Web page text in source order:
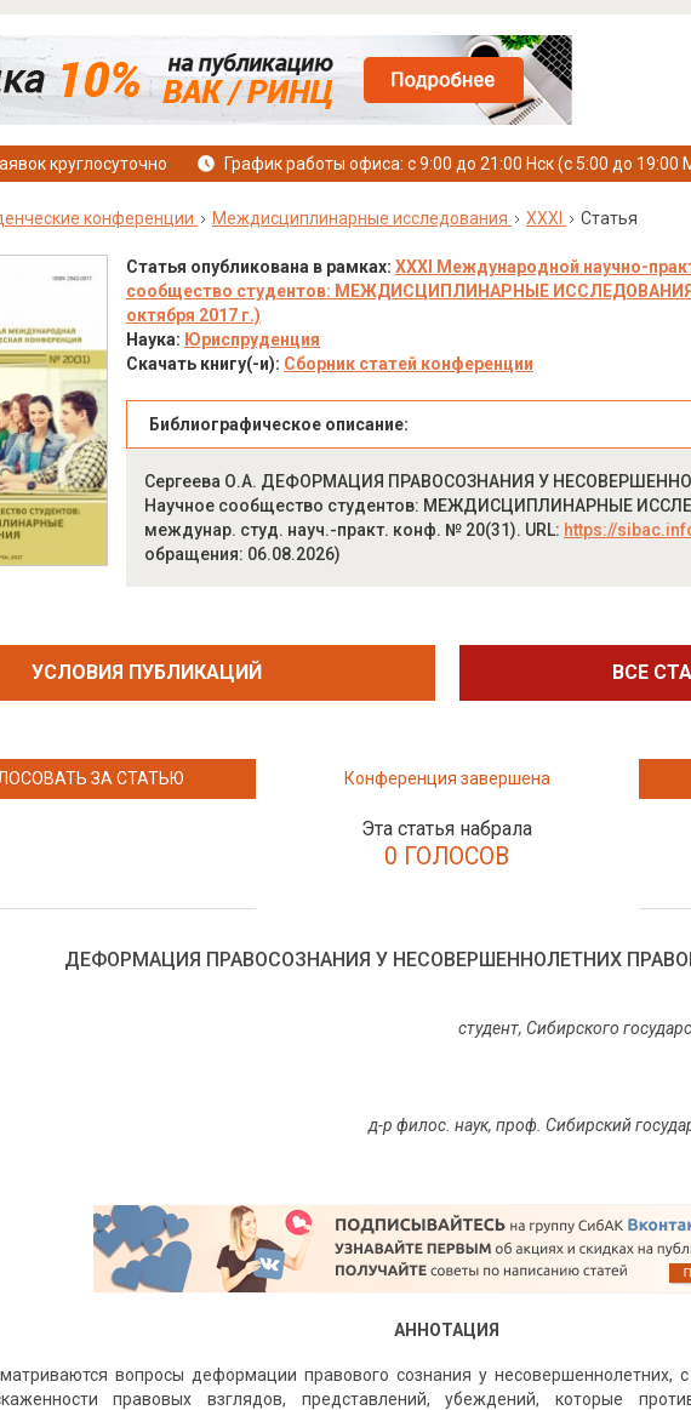
круглосуточно График работы офиса: с 9:00 до 21:00 Нск (с 5:00 до 19:00
конференции Междисциплинарные исследования XXXI Статья
Статья опубликована в рамках: XXXI Международной научно-
сообщество студентов: МЕЖДИСЦИПЛИНАРНЫЕ ИССЛЕДОВАНИЯ»
октября 2017 г.)
Наука: Юриспруденция
Скачать книгу(-и): Сборник статей конференции
Библиографическое описание:
Сергеева О.А. ДЕФОРМАЦИЯ ПРАВОСОЗНАНИЯ У
Научное сообщество студентов: МЕЖДИСЦИПЛИНАРНЫЕ
междунар. студ. науч.-практ. конф. № 20(31). URL: https://
обращения: 06.08.2026)
УСЛОВИЯ ПУБЛИКАЦИЙ ВСЕ
ЗА СТАТЬЮ Конференция завершена
Эта статья набрала
0 ГОЛОСОВ
ДЕФОРМАЦИЯ ПРАВОСОЗНАНИЯ У НЕСОВЕРШЕННОЛЕТНИХ
студент, Сибирского
д-р филос. наук, проф. Сибирский
АННОТАЦИЯ
вопросы деформации правового сознания у несовершеннолетних,
правовых взглядов, представлений, убеждений, которые